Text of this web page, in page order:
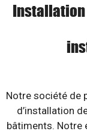
Installation
Notre société de
d’installation
bâtiments. Notre